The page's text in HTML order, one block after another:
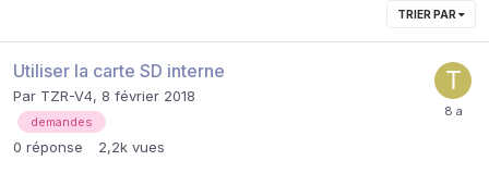
TRIER PAR
Utiliser la carte SD interne
Par TZR-V4, 8 février 2018
demandes
0 réponse 2,2k vues